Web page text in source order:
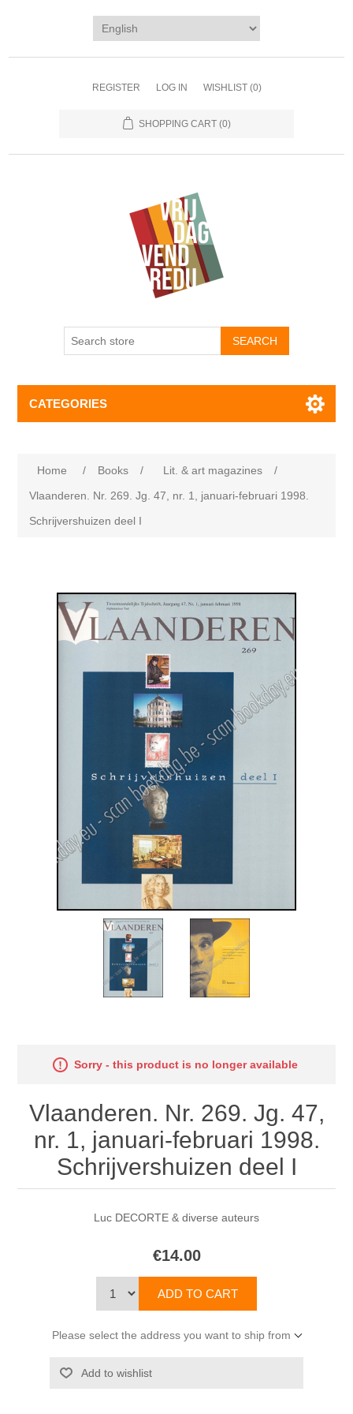
REGISTER LOG IN WISHLIST (0)
SHOPPING CART (0)
CATEGORIES
Home / Books / Lit. & art magazines
/
Vlaanderen. Nr. 269. Jg. 47, nr. 1, januari-februari 1998.
Schrijvershuizen deel I
Sorry - this product is no longer available
Vlaanderen. Nr. 269. Jg. 47,
nr. 1, januari-februari 1998.
Schrijvershuizen deel I
Luc DECORTE & diverse auteurs
€14.00
Please select the address you want to ship from